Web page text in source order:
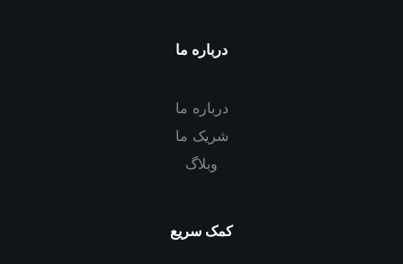
درباره ما
درباره ما
شریک ما
وبلاگ
کمک سریع